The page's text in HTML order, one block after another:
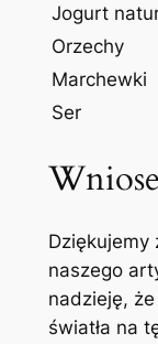
Jogurt
Orzechy
Marchewki
Ser
Dziękujemy
naszego
nadzieję,
światła na